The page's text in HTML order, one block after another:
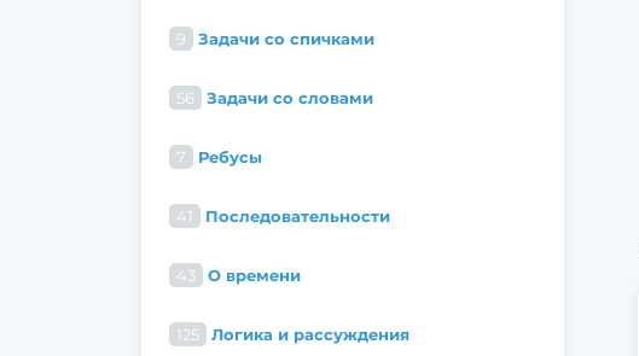
9 Задачи со спичками
56 Задачи со словами
7 Ребусы
41 Последовательности
43 О времени
125 Логика и рассуждения